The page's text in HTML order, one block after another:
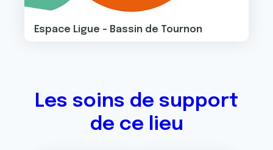
Espace Ligue - Bassin de Tournon
Les soins de support
de ce lieu